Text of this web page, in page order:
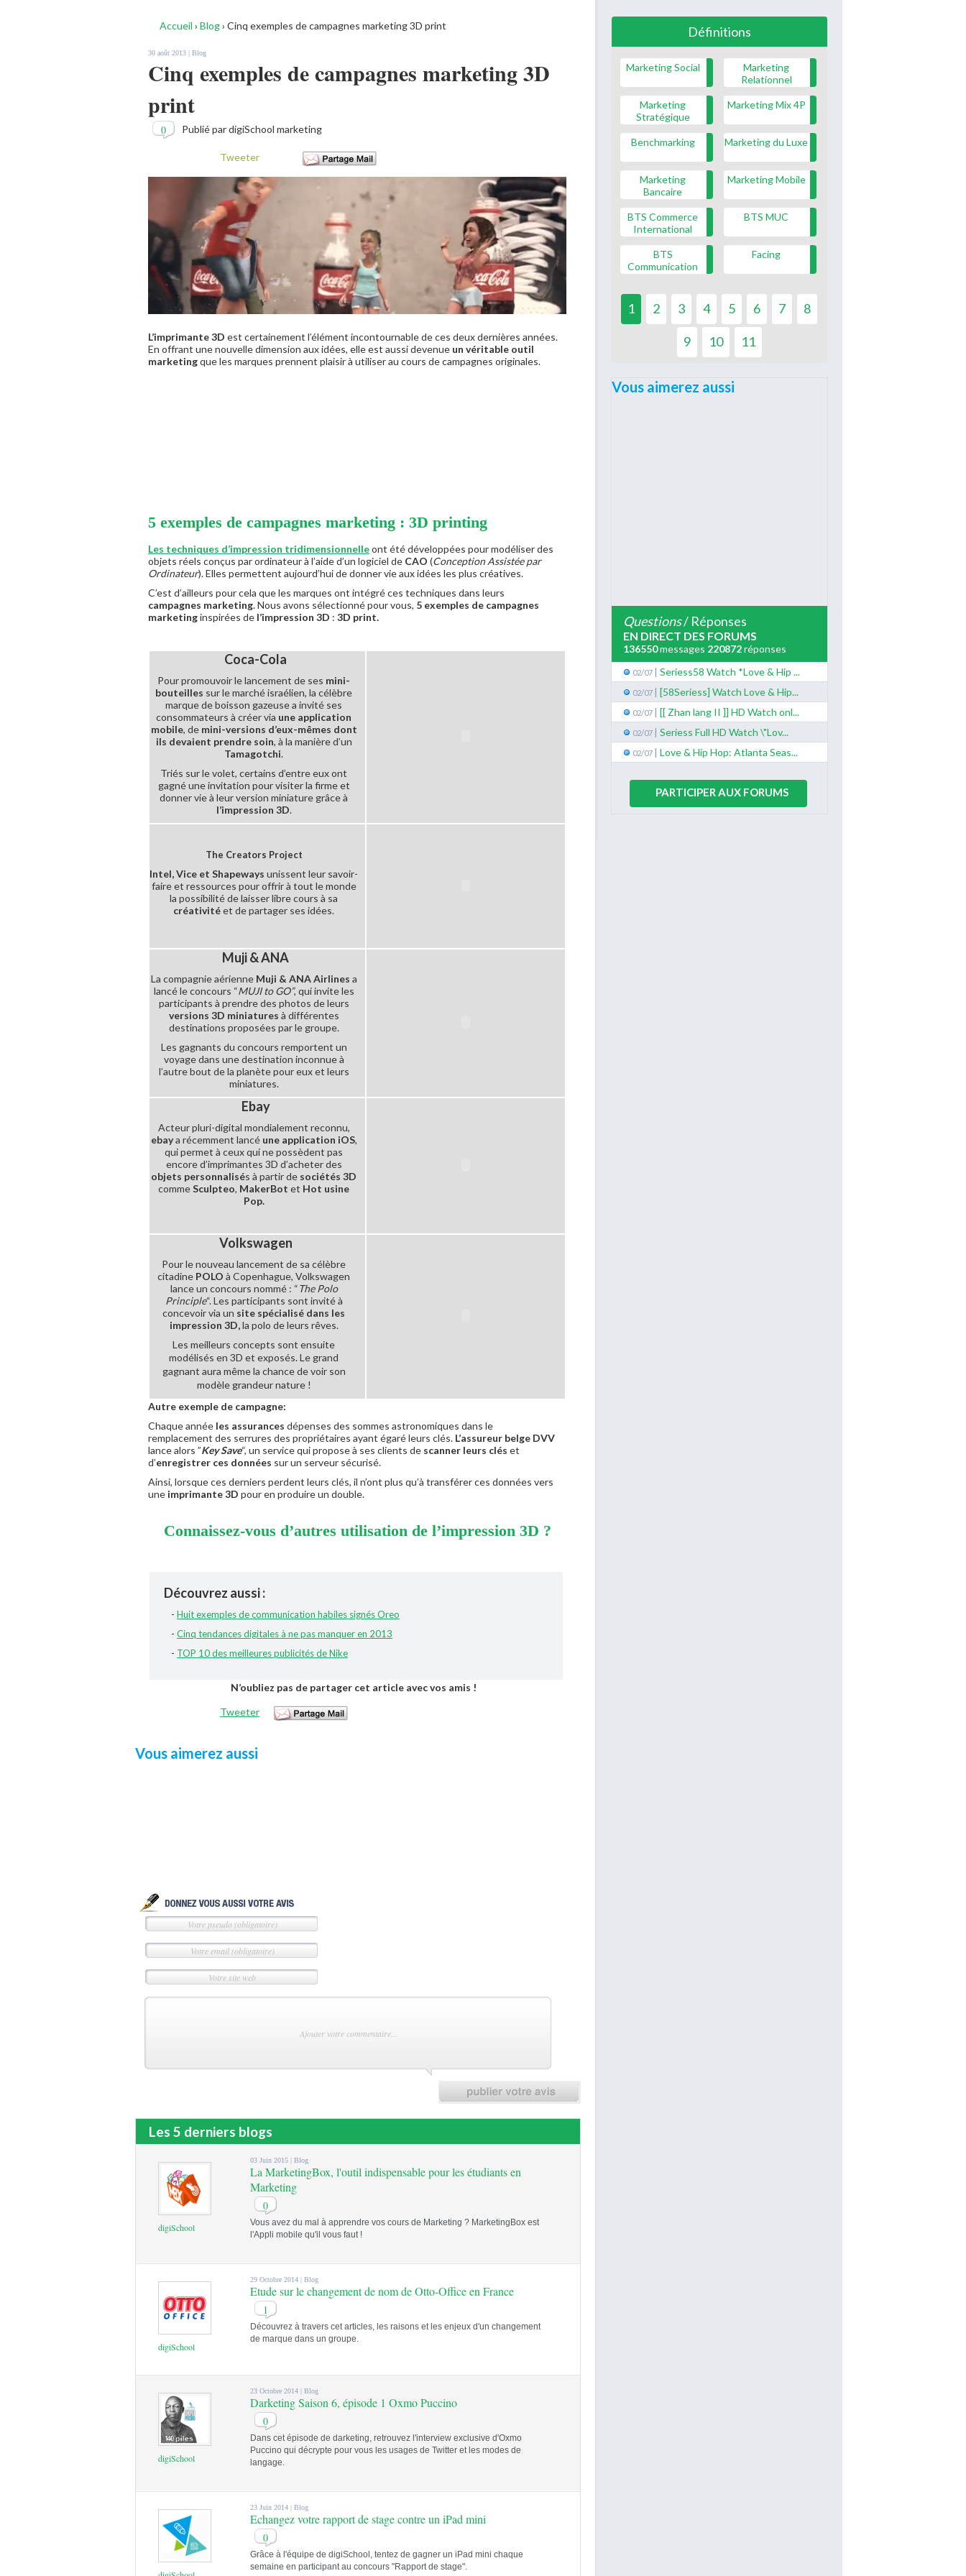
Accueil › Blog› Cinq exemples de campagnes marketing 3D print
30 août 2013 | Blog
Cinq exemples de campagnes marketing 3D
print
Publié par digiSchool marketing
0
Tweeter
L’imprimante 3D est certainement l’élément incontournable de ces deux dernières années.
En offrant une nouvelle dimension aux idées, elle est aussi devenue un véritable outil
marketingque les marques prennent plaisir à utiliser au cours de campagnes originales.
5 exemples de campagnes marketing : 3D printing
Les techniques d’impression tridimensionnelleont été développées pour modéliser des
objets réels conçus par ordinateur à l’aide d’un logiciel de CAO (Conception Assistée par
Ordinateur). Elles permettent aujourd’hui de donner vie aux idées les plus créatives.
C’est d’ailleurs pour cela que les marques ont intégré ces techniques dans leurs
campagnes marketing. Nous avons sélectionné pour vous, 5 exemples de campagnes
marketinginspirées de l’impression 3D : 3D print.
Coca-Cola
Pour promouvoir le lancement de ses mini-
bouteilles sur le marché israélien, la célèbre
marque de boisson gazeuse a invité ses
consommateurs à créer via une application
mobile, de mini-versions d’eux-mêmes dont
ils devaient prendre soin, à la manière d’un
Tamagotchi.
Triés sur le volet, certains d’entre eux ont
gagné une invitation pour visiter la firme et
donner vie à leur version miniature grâce à
l’impression 3D.
The Creators Project
Intel, Vice et Shapeways unissent leur savoir-
faire et ressources pour offrir à tout le monde
la possibilité de laisser libre cours à sa
créativitéet de partager ses idées.
Muji & ANA
La compagnie aérienne Muji & ANA Airlines a
lancé le concours “MUJI to GO”, qui invite les
participants à prendre des photos de leurs
versions 3D miniatures à différentes
destinations proposées par le groupe.
Les gagnants du concours remportent un
voyage dans une destination inconnue à
l’autre bout de la planète pour eux et leurs
miniatures.
Ebay
Acteur pluri-digital mondialement reconnu,
ebaya récemment lancé une application iOS,
qui permet à ceux qui ne possèdent pas
encore d’imprimantes 3D d’acheter des
objets personnalisés à partir de sociétés 3D
commeSculpteo, MakerBot et Hot usine
Pop.
Volkswagen
Pour le nouveau lancement de sa célèbre
citadine POLO à Copenhague, Volkswagen
lance un concours nommé : “The Polo
Principle“. Les participants sont invité à
concevoir via un site spécialisé dans les
impression 3D,la polo de leurs rêves.
Les meilleurs concepts sont ensuite
modélisés en 3D et exposés.Le grand
gagnant aura même la chance de voir son
modèle grandeur nature !
Autre exemple de campagne:
Chaque année les assurances dépenses des sommes astronomiques dans le
remplacement des serrures des propriétaires ayant égaré leurs clés. L’assureur belge DVV
lance alors ”Key Save“, un service qui propose à ses clients de scanner leurs clés et
d’enregistrer ces données sur un serveur sécurisé.
Ainsi, lorsque ces derniers perdent leurs clés, il n’ont plus qu’à transférer ces données vers
une imprimante 3D pour en produire un double.
Connaissez-vous d’autres utilisation de l’impression 3D ?
Découvrez aussi :
- Huit exemples de communication habiles signés Oreo
- Cinq tendances digitales à ne pas manquer en 2013
- TOP 10 des meilleures publicités de Nike
N’oubliez pas de partager cet article avec vos amis !
Tweeter
Vous aimerez aussi
Les 5 derniers blogs
digiSchool
03 Juin 2015 | Blog
La MarketingBox, l'outil indispensable pour les étudiants en
Marketing
0
Vous avez du mal à apprendre vos cours de Marketing ? MarketingBox est
l'Appli mobile qu'il vous faut !
digiSchool
29 Octobre 2014 | Blog
Etude sur le changement de nom de Otto-Office en France
1
Découvrez à travers cet articles, les raisons et les enjeux d'un changement
de marque dans un groupe.
digiSchool
23 Octobre 2014 | Blog
Darketing Saison 6, épisode 1 Oxmo Puccino
0
Dans cet épisode de darketing, retrouvez l'interview exclusive d'Oxmo
Puccino qui décrypte pour vous les usages de Twitter et les modes de
langage.
23 Juin 2014 | Blog
Echangez votre rapport de stage contre un iPad mini
0
Grâce à l'équipe de digiSchool, tentez de gagner un iPad mini chaque
semaine en participant au concours "Rapport de stage".
Définitions
Marketing Social
Marketing
Relationnel
Marketing
Stratégique
Marketing Mix 4P
Benchmarking Marketing du Luxe
Marketing
Bancaire
Marketing Mobile
BTS Commerce
International
BTS MUC
BTS
Communication
Facing
1 2 3 4 5 6 7 8
9 10 11
Vous aimerez aussi
Questions/ Réponses
EN DIRECT DES FORUMS
136550messages 220872réponses
02/07 | Seriess58 Watch *Love & Hip ...
02/07 | [58Seriess] Watch Love & Hip...
02/07 | [[ Zhan lang II ]] HD Watch onl...
02/07 | Seriess Full HD Watch \"Lov...
02/07 | Love & Hip Hop: Atlanta Seas...
PARTICIPER AUX FORUMS